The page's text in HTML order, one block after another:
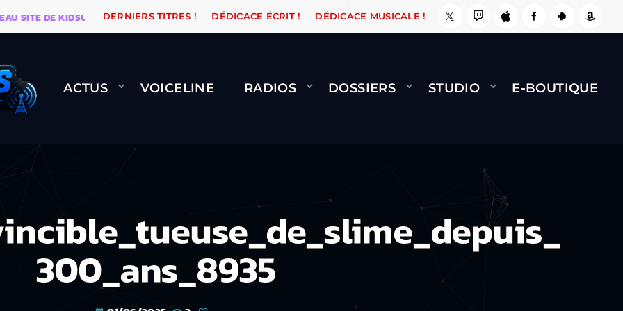
DE KIDSUNE WARÉTRO ORANGE ROAD QUI PASSE, ÇA LE FAIT ! NAMI BERNARD MINET -
DERNIERS TITRES ! DÉDICACE ÉCRIT ! DÉDICACE MUSICALE !
ACTUS VOICELINE RADIOS DOSSIERS STUDIO E-BOUTIQUE
300_ans_8935